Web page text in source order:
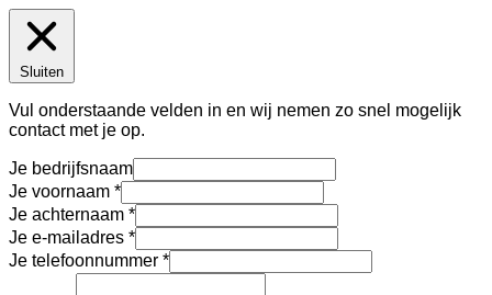
Sluiten
Vul onderstaande velden in en wij nemen zo snel mogelijk
contact met je op.
Je bedrijfsnaam
Je voornaam
Je achternaam
Je e-mailadres
Je telefoonnummer